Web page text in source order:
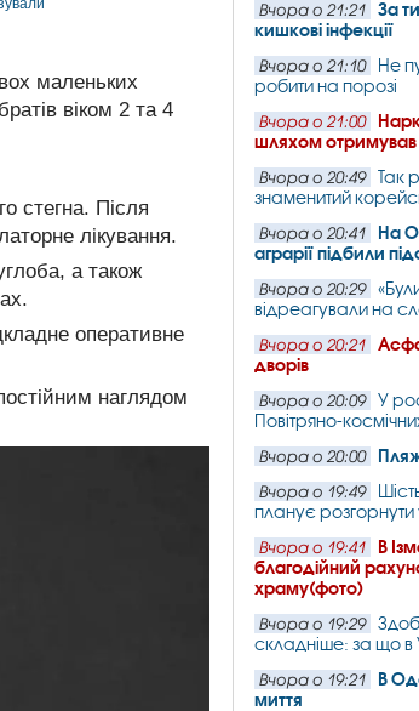
маленьких
віком 2 та 4
стегна. Після
лікування.
а також
оперативне
наглядом
Вчора о 21:21
За
кишкові інфекції
Вчора о 21:10
Не
робити на порозі
Вчора о 21:00
шляхом отримував
Вчора о 20:49
Так
знаменитий
Вчора о 20:41
На
аграрії підбили
Вчора о 20:29
відреагували на
Вчора о 20:21
дворів
Вчора о 20:09
У
Повітряно-
Вчора о 20:00
Вчора о 19:49
планує розгорнути
Вчора о 19:41
В
благодійний
храму(фото)
Вчора о 19:29
складніше: за що в
Вчора о 19:21
В
миття